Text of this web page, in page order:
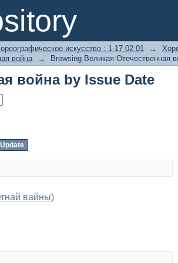
война by Issue Date
искусство : 1-17 02 01 →
война → Browsing Великая Отечественная
война by Issue Date
вайны)